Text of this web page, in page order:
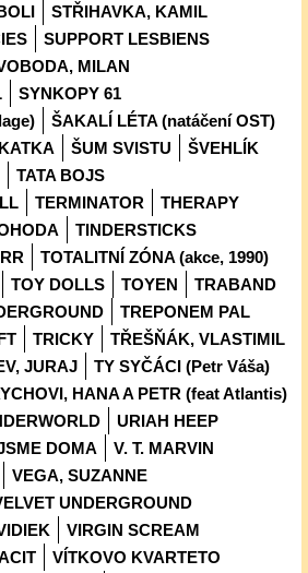
STŘIHAVKA, KAMIL
SUPPORT LESBIENS
MILAN
SYNKOPY 61
ŠAKALÍ LÉTA (natáčení OST)
ŠUM SVISTU
ŠVEHLÍK
TATA BOJS
TERMINATOR
THERAPY
TINDERSTICKS
TOTALITNÍ ZÓNA (akce, 1990)
TOY DOLLS TOYEN
TRABAND
TREPONEM PAL
TRICKY
TŘEŠŇÁK, VLASTIMIL
JURAJ
TY SYČÁCI (Petr Váša)
HANA A PETR (feat Atlantis)
URIAH HEEP
DOMA
V. T. MARVIN
VEGA, SUZANNE
UNDERGROUND
VIRGIN SCREAM
VÍTKOVO KVARTETO